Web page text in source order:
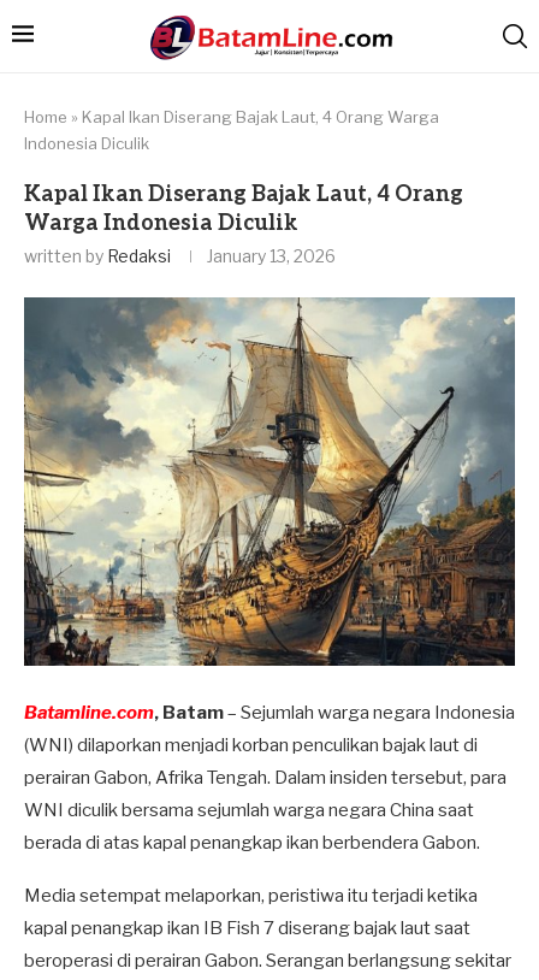
Home » Kapal Ikan Diserang Bajak Laut, 4 Orang Warga
Indonesia Diculik
Kapal Ikan Diserang Bajak Laut, 4 Orang
Warga Indonesia Diculik
written by Redaksi January 13, 2026
Batamline.com, Batam– Sejumlah warga negara Indonesia
(WNI) dilaporkan menjadi korban penculikan bajak laut di
perairan Gabon, Afrika Tengah. Dalam insiden tersebut, para
WNI diculik bersama sejumlah warga negara China saat
berada di atas kapal penangkap ikan berbendera Gabon.
Media setempat melaporkan, peristiwa itu terjadi ketika
kapal penangkap ikan IB Fish 7 diserang bajak laut saat
beroperasi di perairan Gabon. Serangan berlangsung sekitar